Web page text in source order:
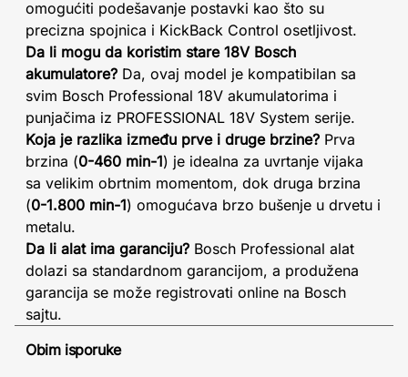
omogućiti podešavanje postavki kao što su
precizna spojnica i KickBack Control osetljivost.
Da li mogu da koristim stare 18V Bosch
akumulatore? Da, ovaj model je kompatibilan sa
svim Bosch Professional 18V akumulatorima i
punjačima iz PROFESSIONAL 18V System serije.
Koja je razlika između prve i druge brzine? Prva
brzina (0-460 min-1) je idealna za uvrtanje vijaka
sa velikim obrtnim momentom, dok druga brzina
(0-1.800 min-1) omogućava brzo bušenje u drvetu i
metalu.
Da li alat ima garanciju? Bosch Professional alat
dolazi sa standardnom garancijom, a produžena
garancija se može registrovati online na Bosch
sajtu.
Obim isporuke